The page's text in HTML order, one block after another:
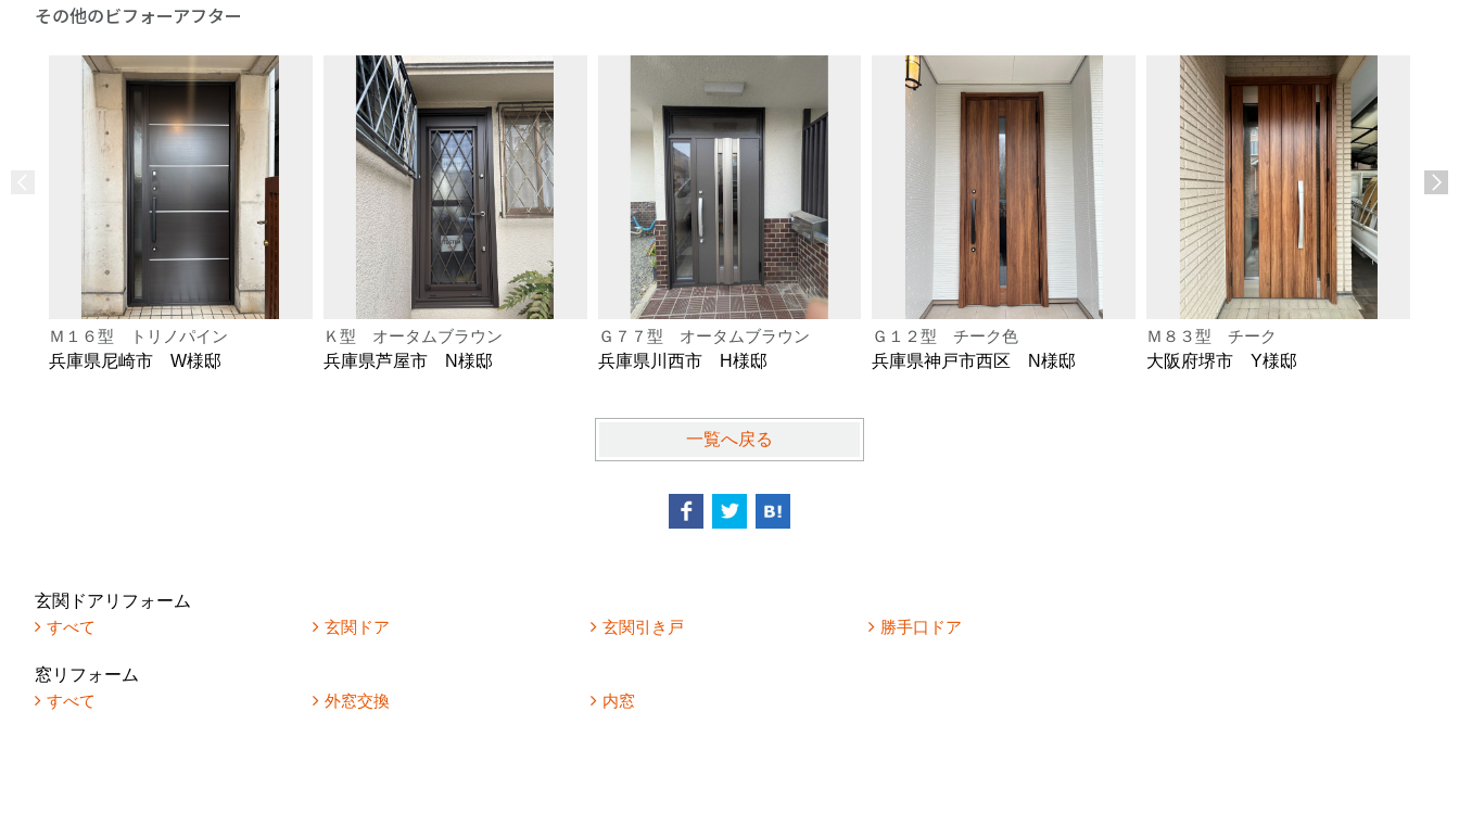
その他のビフォーアフター
Ｍ１６型 トリノパイン
兵庫県尼崎市 W様邸
Ｋ型 オータムブラウン
兵庫県芦屋市 N様邸
Ｇ７７型 オータムブラウン
兵庫県川西市 H様邸
Ｇ１２型 チーク色
兵庫県神戸市西区 N様邸
Ｍ８３型 チーク
大阪府堺市 Y様邸
一覧へ戻る
玄関ドアリフォーム
すべて
玄関ドア 玄関引き戸 勝手口ドア
窓リフォーム
すべて
外窓交換 内窓